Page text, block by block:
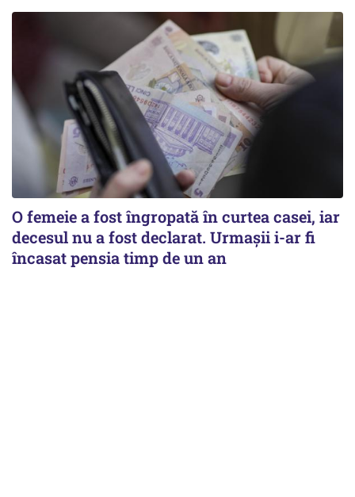
O femeie a fost îngropată în curtea casei, iar
decesul nu a fost declarat. Urmașii i-ar fi
încasat pensia timp de un an